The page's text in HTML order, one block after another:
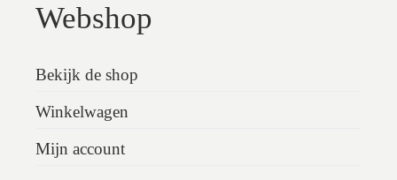
Webshop
Bekijk de shop
Winkelwagen
Mijn account